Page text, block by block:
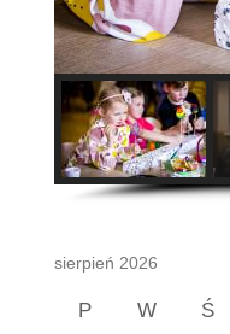
sierpień 2026
P W Ś